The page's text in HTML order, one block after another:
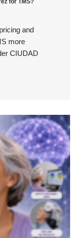
for TMS?
and
more
CIUDAD